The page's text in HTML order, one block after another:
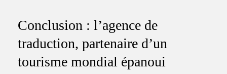
Conclusion : l’agence de
traduction, partenaire d’un
tourisme mondial épanoui